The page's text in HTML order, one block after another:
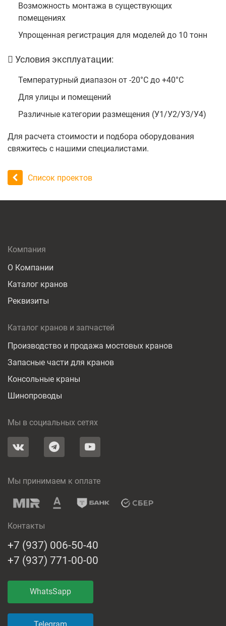
Возможность монтажа в существующих
помещениях
Упрощенная регистрация для моделей до 10 тонн
Условия эксплуатации:
Температурный диапазон от -20°С до +40°С
Для улицы и помещений
Различные категории размещения (У1/У2/У3/У4)
Для расчета стоимости и подбора оборудования
свяжитесь с нашими специалистами.
Список проектов
Компания
О Компании
Каталог кранов
Реквизиты
Каталог кранов и запчастей
Производство и продажа мостовых кранов
Запасные части для кранов
Консольные краны
Шинопроводы
Мы в социальных сетях
Мы принимаем к оплате
Контакты
+7 (937) 006-50-40
+7 (937) 771-00-00
WhatsSapp